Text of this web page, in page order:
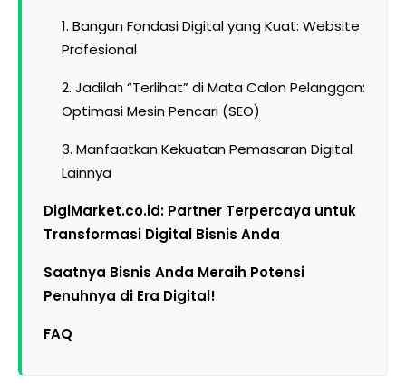
1. Bangun Fondasi Digital yang Kuat: Website
Profesional
2. Jadilah “Terlihat” di Mata Calon Pelanggan:
Optimasi Mesin Pencari (SEO)
3. Manfaatkan Kekuatan Pemasaran Digital
Lainnya
DigiMarket.co.id: Partner Terpercaya untuk
Transformasi Digital Bisnis Anda
Saatnya Bisnis Anda Meraih Potensi
Penuhnya di Era Digital!
FAQ